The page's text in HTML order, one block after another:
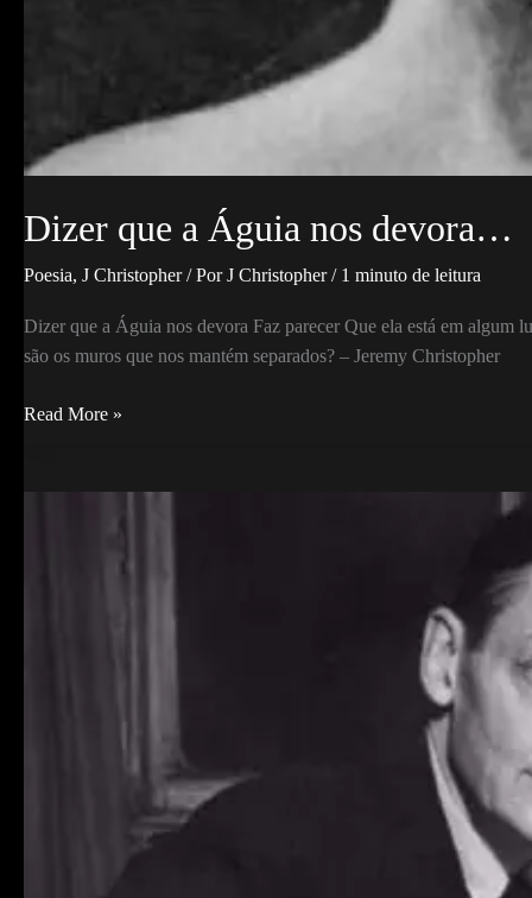
Dizer que a Águia nos devora…
Poesia, J Christopher/ PorJ Christopher/ 1 minuto de leitura
Dizer que a Águia nos devora Faz parecer Que ela está em algum
são os muros que nos mantém separados? – Jeremy Christopher
Dizer
Read More »